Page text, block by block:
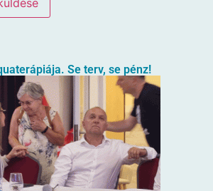
Se terv, se pénz!